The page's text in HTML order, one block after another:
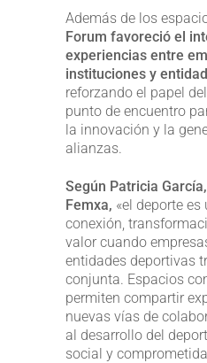
Además de los
Forum favoreció el
experiencias entre
instituciones y
reforzando el papel
punto de encuentro
la innovación y la
alianzas.
Según Patricia
Femxa, «el deporte
conexión,
valor cuando
entidades deportivas
conjunta. Espacios
permiten compartir
nuevas vías de
al desarrollo del
social y